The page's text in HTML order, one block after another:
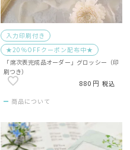
入力印刷付き
★20％OFFクーポン配布中★
「席次表完成品オーダー」グロッシー（印
刷つき）
880 税込
商品について